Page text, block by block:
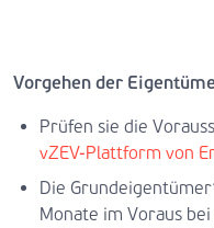
Vorgehen der
Prüfen sie die
vZEV-Plattform von
Die
Monate im Voraus